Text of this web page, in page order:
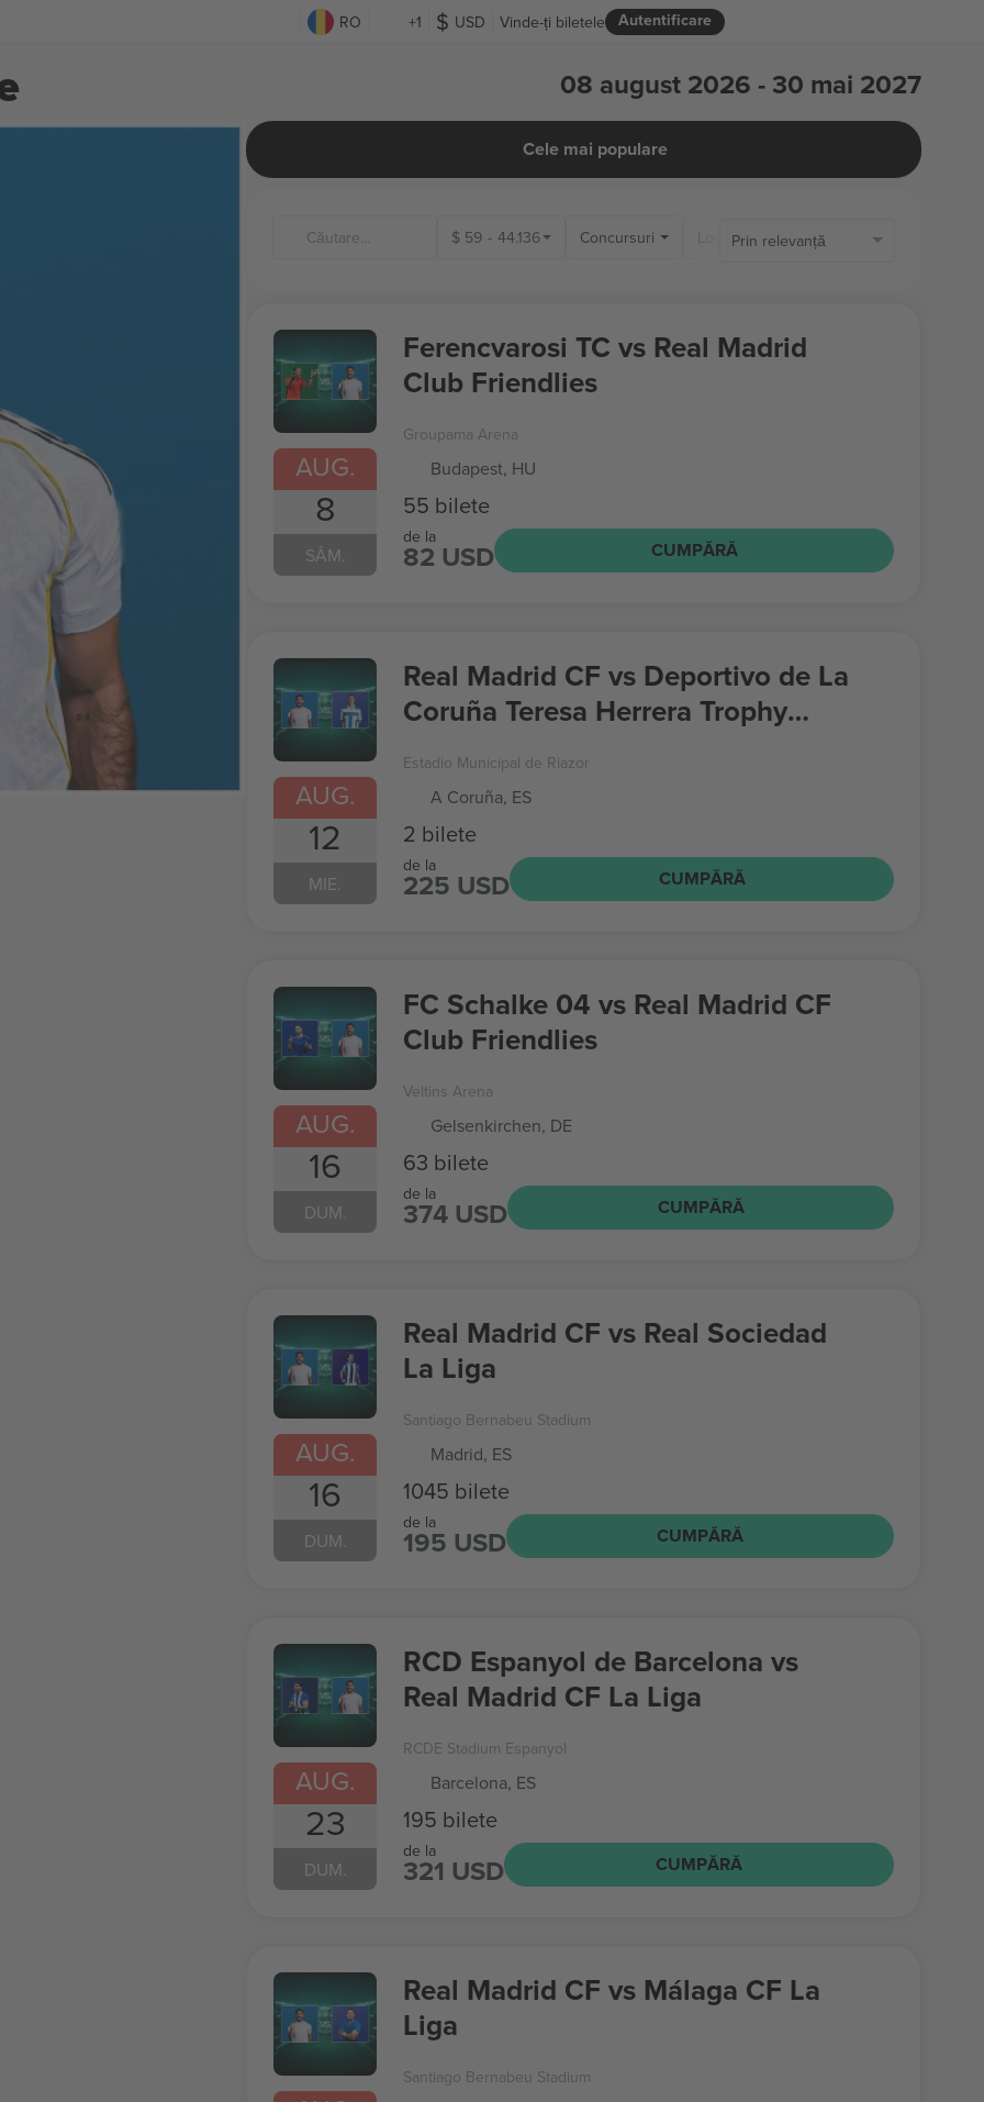
RO +1 USD Autentificare
Vinde-ți biletele
08 august 2026 - 30 mai 2027
Cele mai populare
$ 59 - 44.136 Concursuri LocațiiPrin relevanță
AUG.
8
SÂM.
Ferencvarosi TC vs Real Madrid
Club Friendlies
Groupama Arena
Budapest, HU
55 bilete
de la
82 USD CUMPĂRĂ
AUG.
12
MIE.
Real Madrid CF vs Deportivo de La
Coruña Teresa Herrera Trophy
2026
Estadio Municipal de Riazor
A Coruña, ES
2 bilete
de la
225 USD CUMPĂRĂ
AUG.
16
DUM.
FC Schalke 04 vs Real Madrid CF
Club Friendlies
Veltins Arena
Gelsenkirchen, DE
63 bilete
de la
374 USD CUMPĂRĂ
AUG.
16
DUM.
Real Madrid CF vs Real Sociedad
La Liga
Santiago Bernabeu Stadium
Madrid, ES
1045 bilete
de la
195 USD CUMPĂRĂ
AUG.
23
DUM.
RCD Espanyol de Barcelona vs
Real Madrid CF La Liga
RCDE Stadium Espanyol
Barcelona, ES
195 bilete
de la
321 USD CUMPĂRĂ
Real Madrid CF vs Málaga CF La
Liga
Santiago Bernabeu Stadium